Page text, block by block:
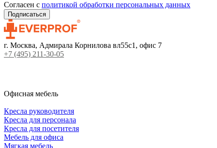
Согласен с политикой обработки персональных данных
г. Москва, Адмирала Корнилова вл55с1, офис 7
+7 (495) 211-30-05
Офисная мебель
Кресла руководителя
Кресла для персонала
Кресла для посетителя
Мебель для офиса
Мягкая мебель